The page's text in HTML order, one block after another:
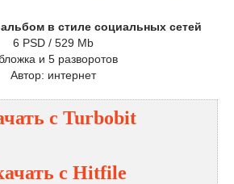
в стиле социальных сетей
6 PSD / 529 Mb
и 5 разворотов
Автор: интернет
с Turbobit
с Hitfile